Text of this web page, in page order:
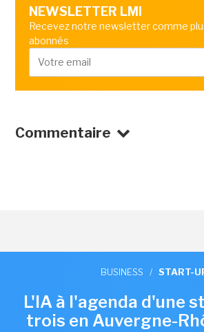
NEWSLETTER LMI
Recevez notre newsletter comme
abonnés
Commentaire
BUSINESS / START-
L'IA à l'agenda d'une
trois en Auvergne-